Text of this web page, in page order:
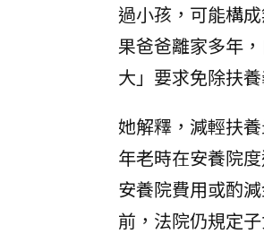
過小孩，可能構
果爸爸離家多年
大」要求免除扶養
她解釋，減輕扶
年老時在安養院
安養院費用或酌
前，法院仍規定